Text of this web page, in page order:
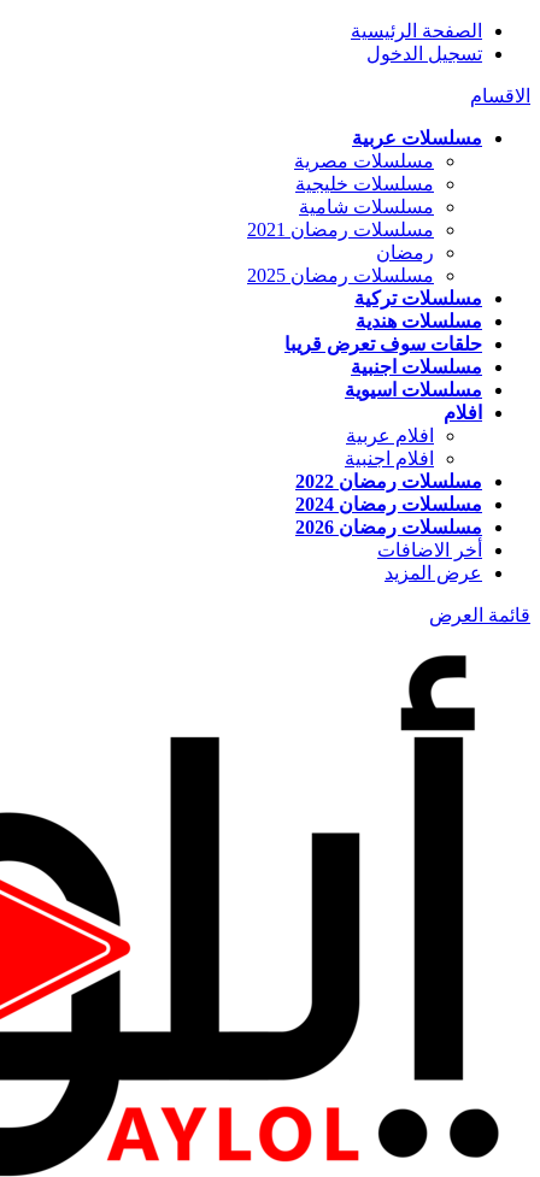
الصفحة الرئيسية
تسجيل الدخول
الاقسام
مسلسلات عربية
مسلسلات مصرية
مسلسلات خليجية
مسلسلات شامية
مسلسلات رمضان 2021
رمضان
مسلسلات رمضان 2025
مسلسلات تركية
مسلسلات هندية
حلقات سوف تعرض قريبا
مسلسلات اجنبية
مسلسلات اسيوية
افلام
افلام عربية
افلام اجنبية
مسلسلات رمضان 2022
مسلسلات رمضان 2024
مسلسلات رمضان 2026
أخر الاضافات
عرض المزيد
قائمة العرض